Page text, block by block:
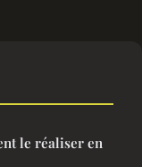
le réaliser en